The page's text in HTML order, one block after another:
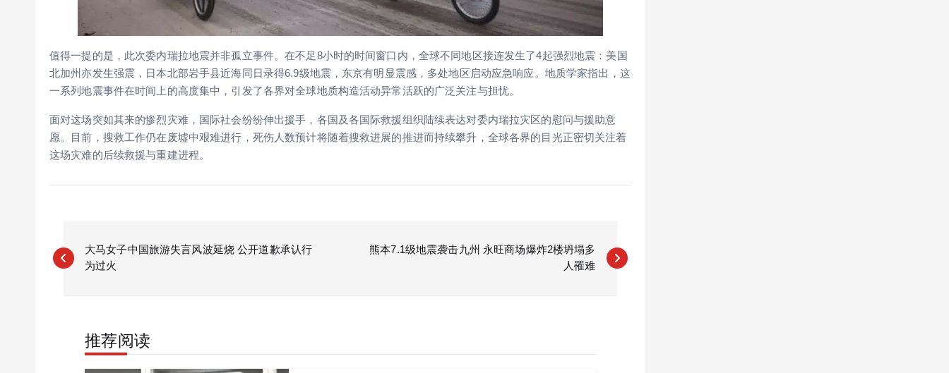
值得一提的是，此次委内瑞拉地震并非孤立事件。在不足8小时的时间窗口内，全球不同地区接连发生了4起强烈地震：美国
北加州亦发生强震，日本北部岩手县近海同日录得6.9级地震，东京有明显震感，多处地区启动应急响应。地质学家指出，这
一系列地震事件在时间上的高度集中，引发了各界对全球地质构造活动异常活跃的广泛关注与担忧。
面对这场突如其来的惨烈灾难，国际社会纷纷伸出援手，各国及各国际救援组织陆续表达对委内瑞拉灾区的慰问与援助意
愿。目前，搜救工作仍在废墟中艰难进行，死伤人数预计将随着搜救进展的推进而持续攀升，全球各界的目光正密切关注着
这场灾难的后续救援与重建进程。
o
s
大马女子中国旅游失言风波延烧 公开道歉承认行
为过火
熊本7.1级地震袭击九州 永旺商场爆炸2楼坍塌多
人罹难
推荐阅读